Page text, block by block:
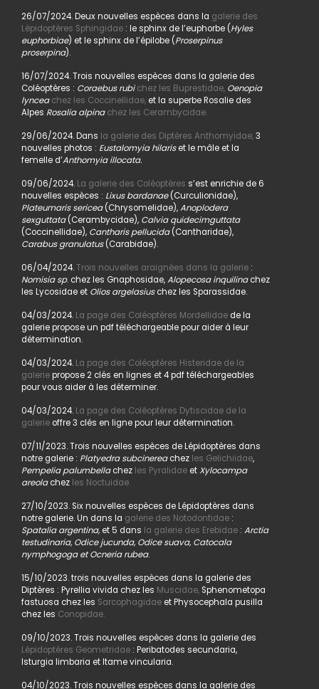
26/07/2024. Deux nouvelles espèces dans la galerie des
Lépidoptères Sphingidae: le sphinx de l’euphorbe (Hyles
euphorbiae) et le sphinx de l’épilobe (Proserpinus
proserpina).
16/07/2024. Trois nouvelles espèces dans la galerie des
Coléoptères : Coraebus rubi chez les Buprestidae, Oenopia
lyncea chez les Coccinellidae,et la superbe Rosalie des
Alpes Rosalia alpina chez les Cerambycidae.
29/06/2024. Dans la galerie des Diptères Anthomyidae,3
nouvelles photos : Eustalomyia hilariset le mâle et la
femelle d’Anthomyia illocata.
09/06/2024.La galerie des Coléoptères s’est enrichie de 6
nouvelles espèces : Lixus bardanae(Curculionidae),
Plateumaris sericea(Chrysomelidae),Anoplodera
sexguttata(Cerambycidae), Calvia quidecimguttata
(Coccinellidae), Cantharis pellucida(Cantharidae),
Carabus granulatus(Carabidae).
06/04/2024.Trois nouvelles araignées dans la galerie:
Nomisia sp. chez les Gnaphosidae,Alopecosa inquilinachez
les Lycosidae et Olios argelasiuschez les Sparassidae.
04/03/2024. La page des Coléoptères Mordellidaede la
galerie propose un pdf téléchargeable pour aider à leur
détermination.
04/03/2024. La page des Coléoptères Histeridae de la
galeriepropose 2 clés en lignes et 4 pdf téléchargeables
pour vous aider à les déterminer.
04/03/2024. La page des Coléoptères Dytiscidae de la
galerieoffre 3 clés en ligne pour leur détermination.
07/11/2023. Trois nouvelles espèces de Lépidoptères dans
notre galerie : Platyedra subcinereachez les Gelichiidae,
Pempelia palumbellachez les PyralidaeetXylocampa
areolachez les Noctuidae.
27/10/2023. Six nouvelles espèces de Lépidoptères dans
notre galerie. Un dans la galerie des Notodontidae:
Spatalia argentina, et 5 dans la galerie des Erebidae: Arctia
testudinaria, Odice jucunda, Odice suava, Catocala
nymphogoga et Ocneria rubea.
15/10/2023. trois nouvelles espèces dans la galerie des
Diptères : Pyrellia vivida chez les Muscidae,Sphenometopa
fastuosa chez les Sarcophagidaeet Physocephala pusilla
chez les Conopidae.
09/10/2023. Trois nouvelles espèces dans la galerie des
Lépidoptères Geometridae: Peribatodes secundaria,
Isturgia limbaria et Itame vincularia.
04/10/2023. Trois nouvelles espèces dans la galerie des